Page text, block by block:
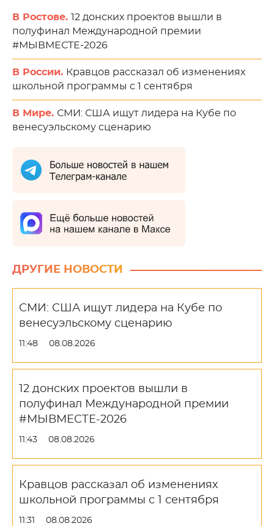
В Ростове. 12 донских проектов вышли в
полуфинал Международной премии
#МЫВМЕСТЕ-2026
В России. Кравцов рассказал об изменениях
школьной программы с 1 сентября
В Мире. СМИ: США ищут лидера на Кубе по
венесуэльскому сценарию
ДРУГИЕ НОВОСТИ
СМИ: США ищут лидера на Кубе по
венесуэльскому сценарию
11:48 08.08.2026
12 донских проектов вышли в
полуфинал Международной премии
#МЫВМЕСТЕ-2026
11:43 08.08.2026
Кравцов рассказал об изменениях
школьной программы с 1 сентября
11:31 08.08.2026